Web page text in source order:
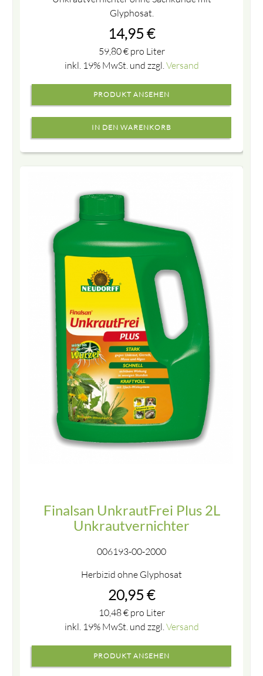
Glyphosat.
14,95 €
59,80€pro Liter
inkl. 19% MwSt. und zzgl.Versand
PRODUKT ANSEHEN
Finalsan UnkrautFrei Plus 2L
Unkrautvernichter
006193-00-2000
Herbizid ohne Glyphosat
20,95 €
10,48€pro Liter
inkl. 19% MwSt. und zzgl. Versand
PRODUKT ANSEHEN